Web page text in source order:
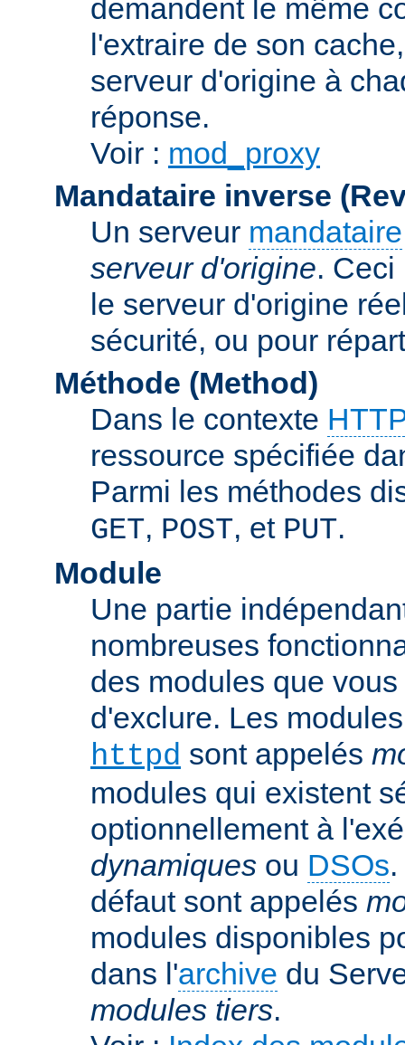
demandent le même
l'extraire de son
serveur d'origine à
réponse.
Voir : mod_proxy
Mandataire inverse
Un serveur mandataire
serveur d'origine.
le serveur d'origine
sécurité, ou pour
Méthode (Method)
Dans le contexte HTTP
ressource spécifiée
Parmi les méthodes
GET, POST, et PUT.
Module
Une partie
nombreuses
des modules que
d'exclure. Les
httpd sont appelés
modules qui existent
optionnellement à
dynamiques ou DSOs
défaut sont appelés
modules disponibles
dans l'archive du
modules tiers.